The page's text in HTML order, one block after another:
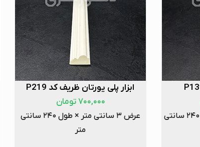
عرض ۸.۵ سانتی متر × طول ۲۴۰ سانتی
ابزار پلی یورتان ظریف کد P219
۷۰۰,۰۰۰ تومان
عرض ۳ سانتی متر × طول ۲۴۰ سانتی
متر